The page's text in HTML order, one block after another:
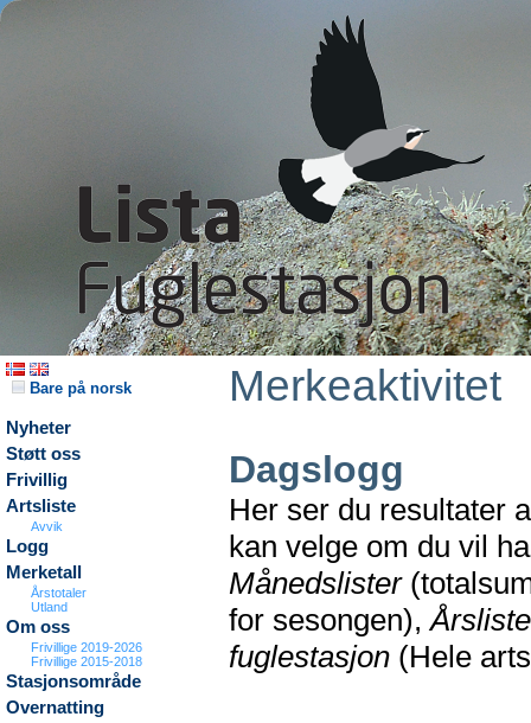
Bare på norsk
Nyheter
Støtt oss
Frivillig
Artsliste
Avvik
Logg
Merketall
Årstotaler
Utland
Om oss
Frivillige 2019-2026
Frivillige 2015-2018
Stasjonsområde
Overnatting
Merkeaktivitet
Dagslogg
Her ser du resultater
kan velge om du vil
Månedslister
for sesongen),
fuglestasjon (Hele